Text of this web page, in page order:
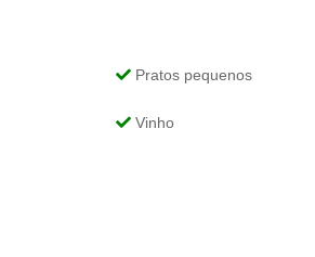
Pratos pequenos
Vinho